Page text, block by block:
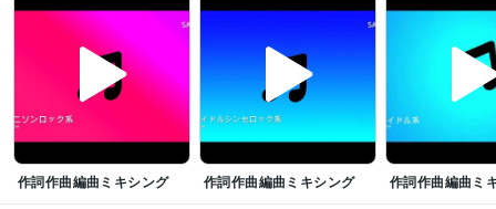
得意分野
音楽制作・ナレーション ご要望に合わせた作詞作曲編曲ミキシング
ミキシング DTM
作詞作曲編曲ミキシング 作詞作曲編曲ミキシング 作詞作曲編曲ミ